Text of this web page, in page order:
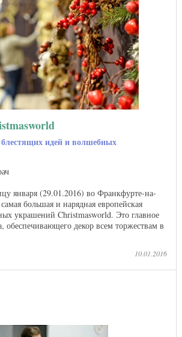
идей и волшебных
января (29.01.2016) во Франкфурте-на-
большая и нарядная европейская
украшений Christmasworld. Это главное
обеспечивающего декор всем торжествам в
10.01.2016